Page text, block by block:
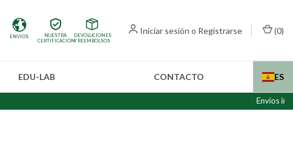
ENVIOS
NUESTRA
CERTIFICACION
DEVOLUCIONES
Y REEMBOLSOS
Iniciar sesión o Registrarse (0)
EDU-LAB CONTACTO ES
Envíos